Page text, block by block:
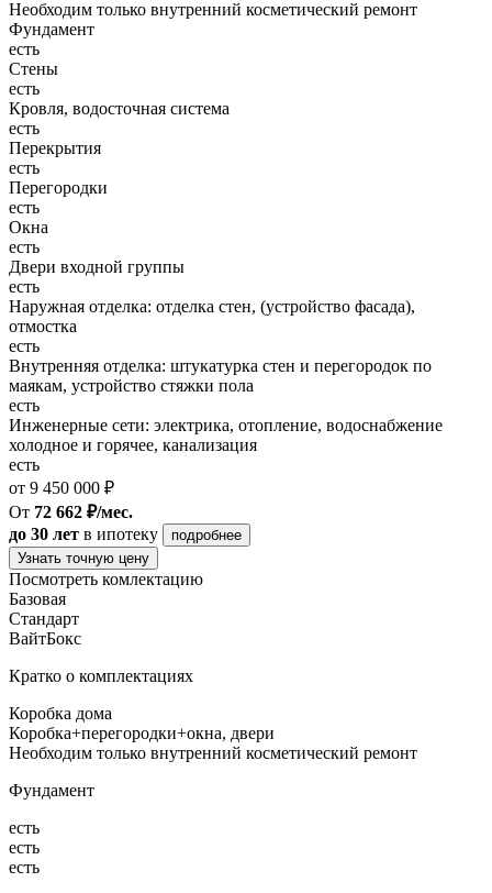
Необходим только внутренний косметический ремонт
Фундамент
есть
Стены
есть
Кровля, водосточная система
есть
Перекрытия
есть
Перегородки
есть
Окна
есть
Двери входной группы
есть
Наружная отделка: отделка стен, (устройство фасада),
отмостка
есть
Внутренняя отделка: штукатурка стен и перегородок по
маякам, устройство стяжки пола
есть
Инженерные сети: электрика, отопление, водоснабжение
холодное и горячее, канализация
есть
от 9 450 000 ₽
От 72 662 ₽/мес.
до 30 лет в ипотеку
подробнее
Узнать точную цену
Посмотреть комлектацию
Базовая
Стандарт
ВайтБокс
Кратко о комплектациях
Коробка дома
Коробка+перегородки+окна, двери
Необходим только внутренний косметический ремонт
Фундамент
есть
есть
есть